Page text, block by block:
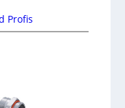
Profis